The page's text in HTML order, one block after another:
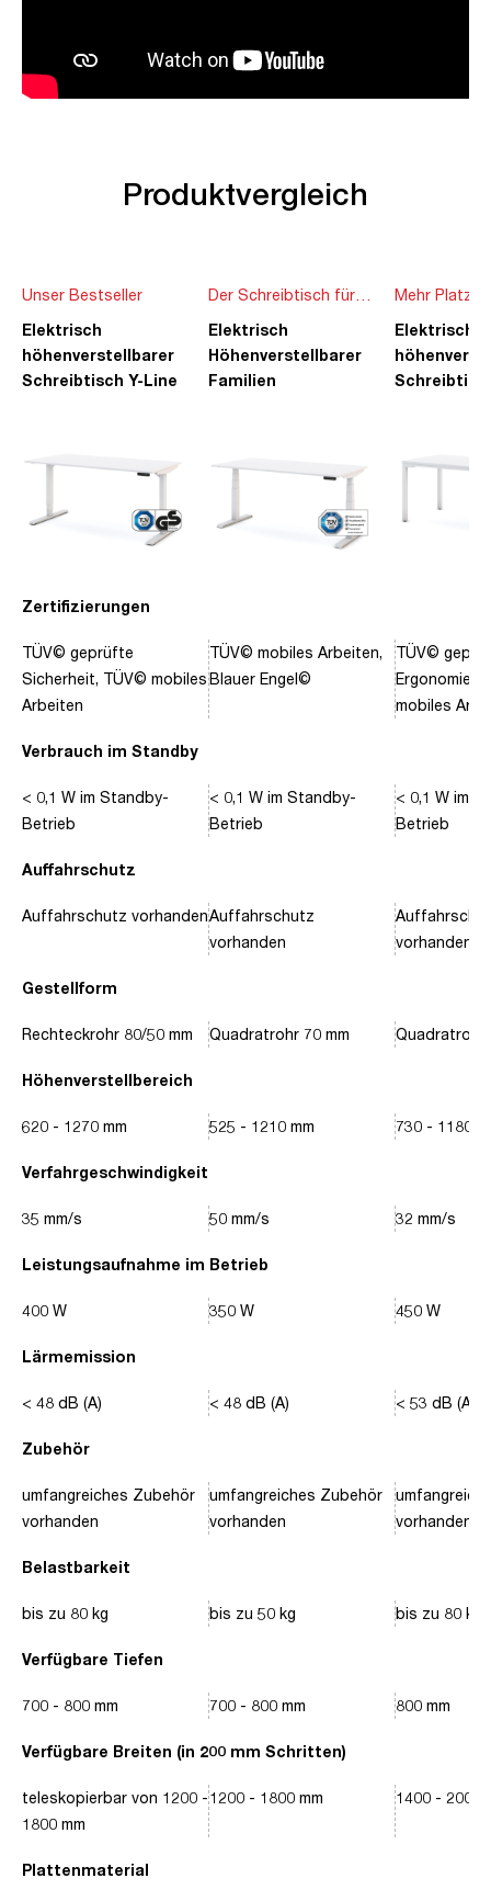
Produktvergleich
Zertifizierungen
Verbrauch im Standby
Auffahrschutz
Gestellform
Höhenverstellbereich
Verfahrgeschwindigkeit
Leistungsaufnahme im Betrieb
Lärmemission
Zubehör
Belastbarkeit
Verfügbare Tiefen
Verfügbare Breiten (in 200 mm Schritten)
Plattenmaterial
Unser Bestseller
Elektrisch
höhenverstellbarer
Schreibtisch Y-Line
TÜV© geprüfte
Sicherheit, TÜV© mobiles
Arbeiten
< 0,1 W im Standby-
Betrieb
Auffahrschutz vorhanden
Rechteckrohr 80/50 mm
620 - 1270 mm
35 mm/s
400 W
< 48 dB (A)
umfangreiches Zubehör
vorhanden
bis zu 80 kg
700 - 800 mm
teleskopierbar von 1200 -
1800 mm
Der Schreibtisch für
die ganze Familie
Elektrisch
Höhenverstellbarer
Familien
TÜV© mobiles Arbeiten,
Blauer Engel©
< 0,1 W im Standby-
Betrieb
Auffahrschutz
vorhanden
Quadratrohr 70 mm
525 - 1210 mm
50 mm/s
350 W
< 48 dB (A)
umfangreiches Zubehör
vorhanden
bis zu 50 kg
700 - 800 mm
1200 - 1800 mm
Mehr Platz
Ideen
Elektrisch
TÜV©
Ergonomie,
mobiles
< 0,1 W im
Betrieb
vorhanden
Quadratrohr
730 - 1180
32 mm/s
450 W
< 53 dB (A)
vorhanden
bis zu 80 kg
800 mm
1400 - 2000